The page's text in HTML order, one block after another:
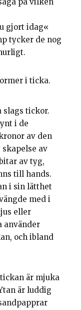
gjort idag«
tycker de nog
slags tickor.
i de
av den
av
av tyg,
till hands.
i sin lätthet
med i
eller
använder
och ibland
är mjuka
är luddig